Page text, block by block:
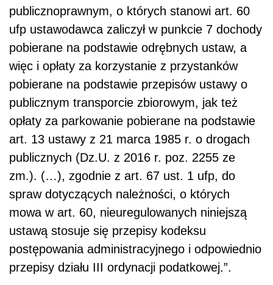
publicznoprawnym, o których stanowi art. 60
ufp ustawodawca zaliczył w punkcie 7 dochody
pobierane na podstawie odrębnych ustaw, a
więc i opłaty za korzystanie z przystanków
pobierane na podstawie przepisów ustawy o
publicznym transporcie zbiorowym, jak też
opłaty za parkowanie pobierane na podstawie
art. 13 ustawy z 21 marca 1985 r. o drogach
publicznych (Dz.U. z 2016 r. poz. 2255 ze
zm.). (…), zgodnie z art. 67 ust. 1 ufp, do
spraw dotyczących należności, o których
mowa w art. 60, nieuregulowanych niniejszą
ustawą stosuje się przepisy kodeksu
postępowania administracyjnego i odpowiednio
przepisy działu III ordynacji podatkowej.”.